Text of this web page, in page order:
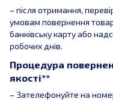
– після отримання,
умовам повернення
банківську карту або
робочих днів.
Процедура
якості**
– Зателефонуйте на